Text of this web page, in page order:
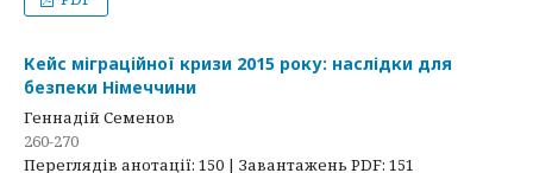
Кейс міграційної кризи 2015 року: наслідки для
безпеки Німеччини
Геннадій Семенов
260-270
Переглядів анотації: 150 | Завантажень PDF: 151